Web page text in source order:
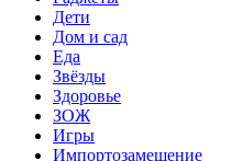
Дети
Дом и сад
Еда
Звёзды
Здоровье
ЗОЖ
Игры
Импортозамещение